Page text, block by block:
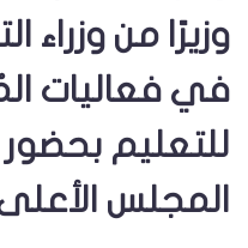
وزيرًا من وزراء
في فعاليات
للتعليم
المجلس